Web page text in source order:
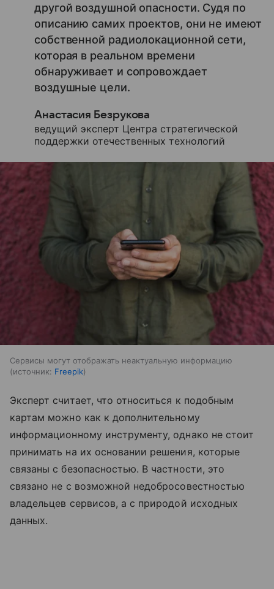
другой воздушной опасности. Судя по
описанию самих проектов, они не имеют
собственной радиолокационной сети,
которая в реальном времени
обнаруживает и сопровождает
воздушные цели.
Анастасия Безрукова
ведущий эксперт Центра стратегической
поддержки отечественных технологий
Сервисы могут отображать неактуальную информацию
источник: Freepik
Эксперт считает, что относиться к подобным
картам можно как к дополнительному
информационному инструменту, однако не стоит
принимать на их основании решения, которые
связаны с безопасностью. В частности, это
связано не с возможной недобросовестностью
владельцев сервисов, а с природой исходных
данных.